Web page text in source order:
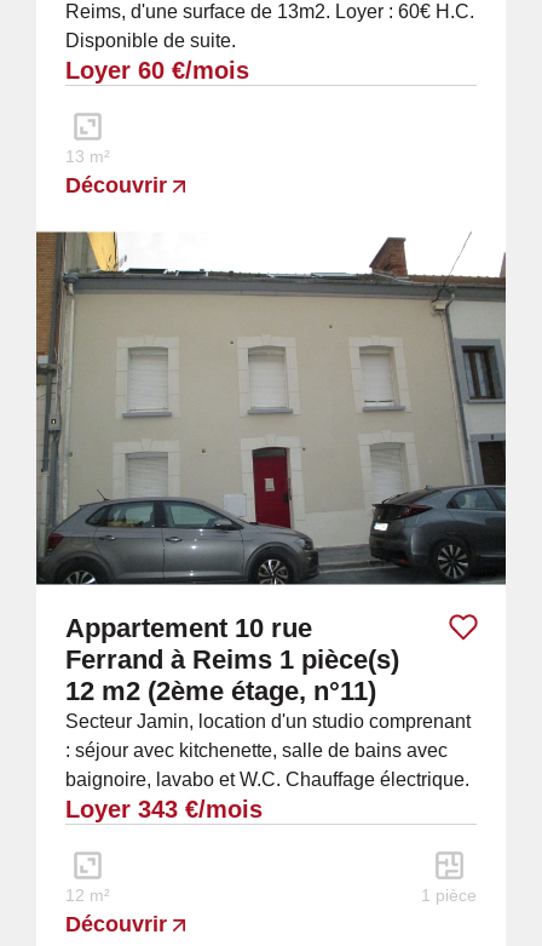
Reims, d'une surface de 13m2. Loyer : 60€ H.C.
Disponible de suite.
Loyer 60 €/mois
13 m²
Découvrir
Appartement 10 rue
Ferrand à Reims 1 pièce(s)
12 m2 (2ème étage, n°11)
Secteur Jamin, location d'un studio comprenant
: séjour avec kitchenette, salle de bains avec
baignoire, lavabo et W.C. Chauffage électrique.
Loyer mensuel : 340 € H.C. + 3 € de...
Loyer 343 €/mois
12 m² 1 pièce
Découvrir